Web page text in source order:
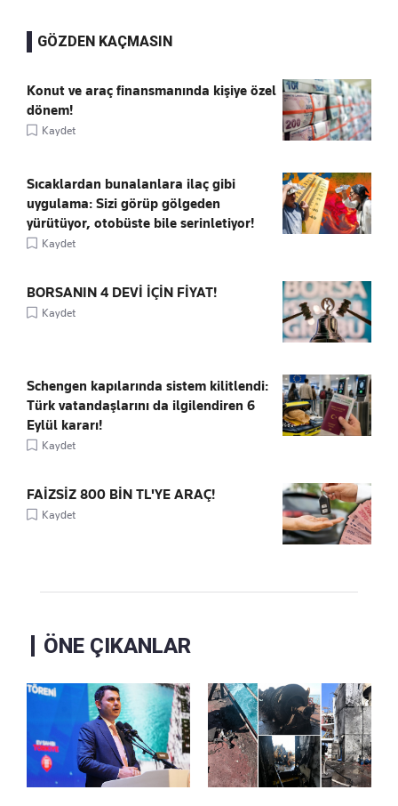
GÖZDEN KAÇMASIN
Konut ve araç finansmanında kişiye özel
dönem!
Kaydet
Sıcaklardan bunalanlara ilaç gibi
uygulama: Sizi görüp gölgeden
yürütüyor, otobüste bile serinletiyor!
Kaydet
BORSANIN 4 DEVİ İÇİN FİYAT!
Kaydet
Schengen kapılarında sistem kilitlendi:
Türk vatandaşlarını da ilgilendiren 6
Eylül kararı!
Kaydet
FAİZSİZ 800 BİN TL'YE ARAÇ!
Kaydet
ÖNE ÇIKANLAR